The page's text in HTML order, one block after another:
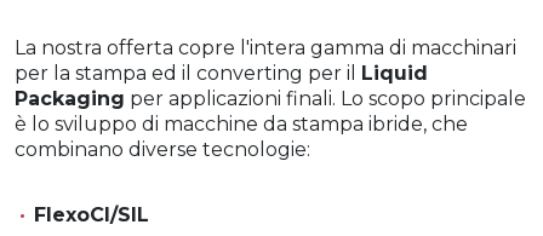
La nostra offerta copre l'intera gamma di macchinari
per la stampa ed il converting per il Liquid
Packaging per applicazioni finali. Lo scopo principale
è lo sviluppo di macchine da stampa ibride, che
combinano diverse tecnologie:
FlexoCI/SIL